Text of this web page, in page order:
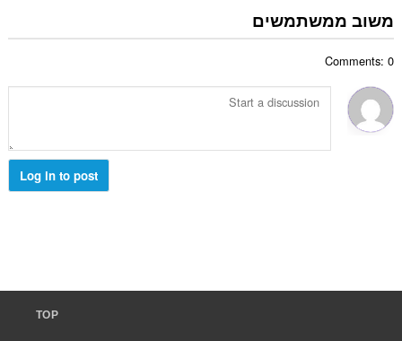
ו
ג
:
פ
ר
ר
ו
ם
משוב ממשתמשים
Comments: 0
Log in to post
TOP